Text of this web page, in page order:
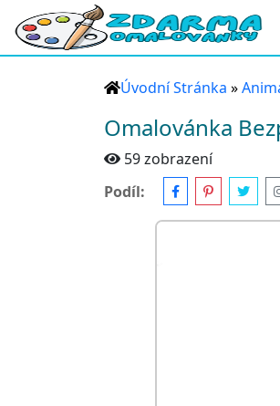
Úvodní Stránka »
Omalovánka
59 zobrazení
Podíl: